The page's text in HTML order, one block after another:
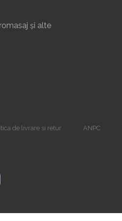
și alte
de livrare si retur ANPC